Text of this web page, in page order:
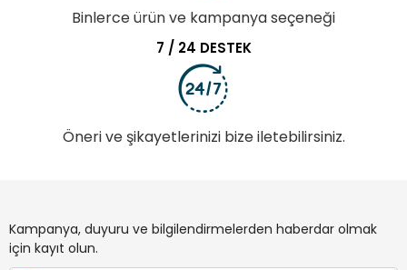
Binlerce ürün ve kampanya seçeneği
7 / 24 DESTEK
Öneri ve şikayetlerinizi bize iletebilirsiniz.
Kampanya, duyuru ve bilgilendirmelerden haberdar olmak
için kayıt olun.